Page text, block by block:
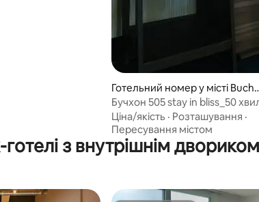
4
Готельний номер у місті
n-si
Бучхон 505 stay in bliss_50
Хонде#Зона для курців
Ціна/якість · Розташування ·
Пересування містом
готелі з внутрішнім двориком